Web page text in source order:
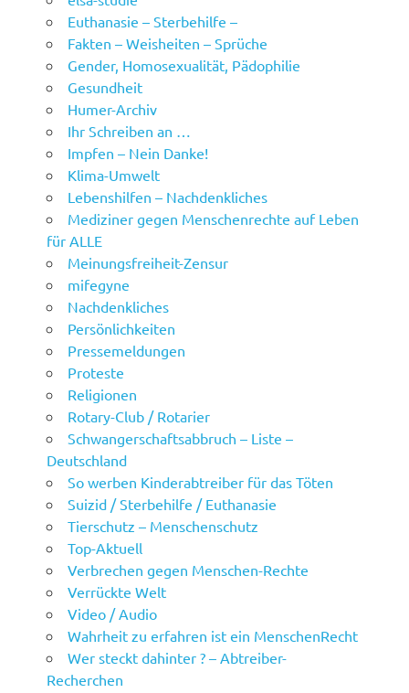
Euthanasie – Sterbehilfe –
Fakten – Weisheiten – Sprüche
Gender, Homosexualität, Pädophilie
Gesundheit
Humer-Archiv
Ihr Schreiben an …
Impfen – Nein Danke!
Klima-Umwelt
Lebenshilfen – Nachdenkliches
Mediziner gegen Menschenrechte auf Leben
für ALLE
Meinungsfreiheit-Zensur
mifegyne
Nachdenkliches
Persönlichkeiten
Pressemeldungen
Proteste
Religionen
Rotary-Club / Rotarier
Schwangerschaftsabbruch – Liste –
Deutschland
So werben Kinderabtreiber für das Töten
Suizid / Sterbehilfe / Euthanasie
Tierschutz – Menschenschutz
Top-Aktuell
Verbrechen gegen Menschen-Rechte
Verrückte Welt
Video / Audio
Wahrheit zu erfahren ist ein MenschenRecht
Wer steckt dahinter ? – Abtreiber-
Recherchen